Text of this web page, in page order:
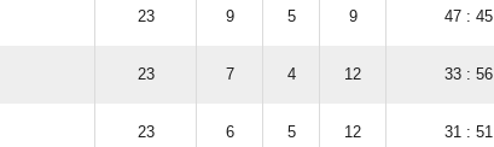
23 9 5 9 47 : 45
23 7 4 12 33 : 56
23 6 5 12 31 : 51